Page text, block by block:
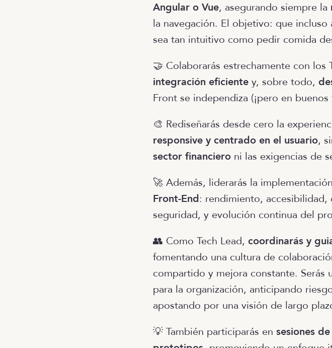
Angular o Vue, asegurando siempre la
la navegación. El objetivo: que
sea tan intuitivo como pedir comida
🤝 Colaborarás estrechamente con los
integración eficiente y, sobre todo,
Front se independiza (¡pero en
🎨 Rediseñarás desde cero la
responsive y centrado en el usuario,
sector financiero ni las exigencias de
🚀 Además, liderarás la
Front-End: rendimiento,
seguridad, y evolución continua del
👥 Como Tech Lead, coordinarás y
fomentando una cultura de
compartido y mejora constante.
para la organización, anticipando
apostando por una visión de largo
💡 También participarás en sesiones